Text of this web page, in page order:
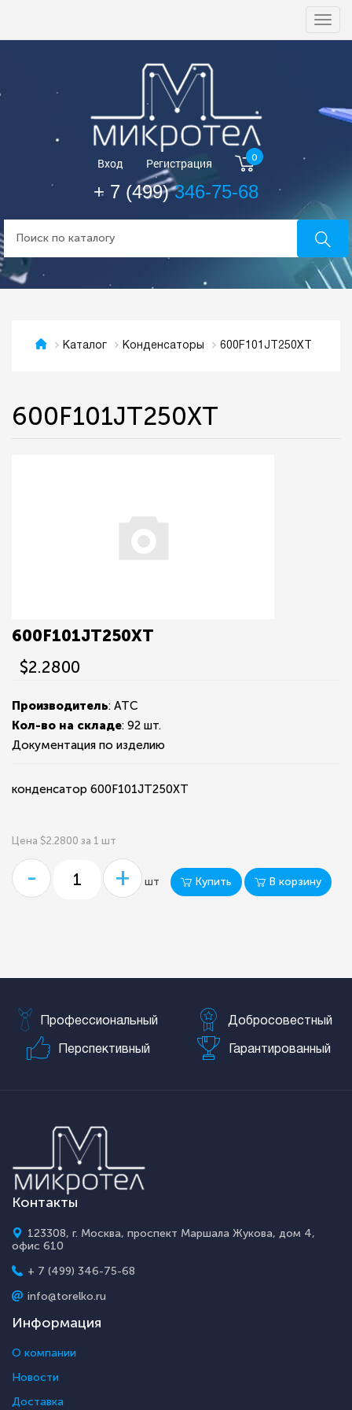
Вход Регистрация 0
+ 7 (499)346-75-68
Каталог Конденсаторы 600F101JT250XT
600F101JT250XT
600F101JT250XT
$2.2800
Производитель: ATC
Кол-во на складе: 92 шт.
Документация по изделию
конденсатор 600F101JT250XT
Цена $2.2800 за 1 шт
- + шт Купить В корзину
Профессиональный Добросовестный
Перспективный Гарантированный
Контакты
123308, г. Москва, проспект Маршала Жукова, дом 4,
офис 610
+ 7 (499) 346-75-68
info@torelko.ru
Информация
О компании
Новости
Доставка